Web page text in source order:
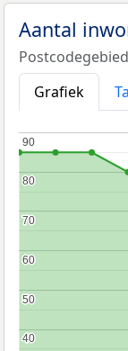
Aantal
Grafiek
40
40
50
50
60
60
70
70
80
80
90
90